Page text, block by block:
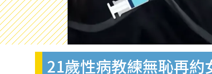
21歲性病教練無恥再